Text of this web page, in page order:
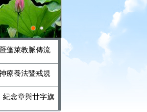
蓬萊教脈傳流
療養法暨戒規
紀念章與廿字旗